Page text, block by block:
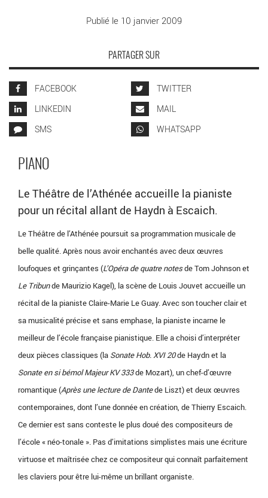
Publié le 10 janvier 2009
PARTAGER SUR
FACEBOOK
TWITTER
LINKEDIN
MAIL
SMS
WHATSAPP
PIANO
Le Théâtre de l’Athénée accueille la pianiste
pour un récital allant de Haydn à Escaich.
Le Théâtre de l’Athénée poursuit sa programmation musicale de
belle qualité. Après nous avoir enchantés avec deux œuvres
loufoques et grinçantes (L’Opéra de quatre notesde Tom Johnson et
Le Tribunde Maurizio Kagel), la scène de Louis Jouvet accueille un
récital de la pianiste Claire-Marie Le Guay. Avec son toucher clair et
sa musicalité précise et sans emphase, la pianiste incarne le
meilleur de l’école française pianistique. Elle a choisi d’interpréter
deux pièces classiques (la Sonate Hob. XVI 20de Haydn et la
Sonate en si bémol Majeur KV 333de Mozart), un chef-d’œuvre
romantique (Après une lecture de Dantede Liszt) et deux œuvres
contemporaines, dont l’une donnée en création, de Thierry Escaich.
Ce dernier est sans conteste le plus doué des compositeurs de
l’école « néo-tonale ». Pas d’imitations simplistes mais une écriture
virtuose et maîtrisée chez ce compositeur qui connaît parfaitement
les claviers pour être lui-même un brillant organiste.